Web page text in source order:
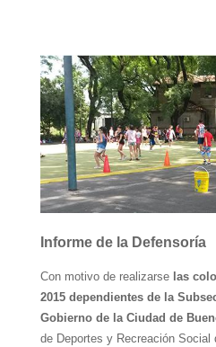
Informe de la Defensoría
Con motivo de realizarse las
2015 dependientes de la
Gobierno de la Ciudad de
de Deportes y Recreación